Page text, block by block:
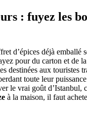
: fuyez les
d’épices déjà emballé
pour du carton et de
destinées aux touristes
toute leur
le vrai goût d’Istanbul,
à la maison, il faut